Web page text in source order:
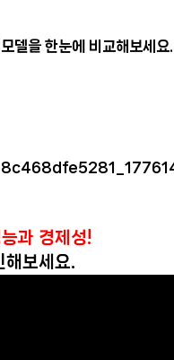
델을 한눈에 비교해보세
과 경제성!
해보세요.